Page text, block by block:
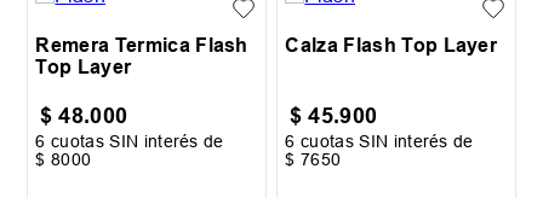
Remera Termica Flash
Top Layer
$ 48.000
6 cuotas SIN interés de
$ 8000
Calza Flash Top Layer
$ 45.900
6 cuotas SIN interés de
$ 7650